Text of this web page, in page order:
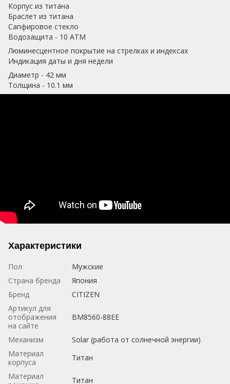
Корпус из титана
Браслет из титана
Сапфировое стекло
Водозащита - 10 АТМ
Люминесцентное покрытие на стрелках и индексах
Индикация даты и дня недели
Диаметр - 42 мм
Толщина - 10.1 мм
Характеристики
Пол
Мужские
Страна бренда
Япония
Бренд
CITIZEN
Артикул для
отображения
на сайте
BM8560-88EE
Механизм
Solar (работа от солнечной энергии)
Материал
корпуса
Титан
Материал
Титан